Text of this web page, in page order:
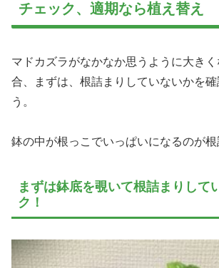
チェック、適期なら植え替え
マドカズラがなかなか思うように大き
合、まずは、根詰まりしていないかを確
う。
鉢の中が根っこでいっぱいになるのが根
まずは鉢底を覗いて根詰まりして
ク！